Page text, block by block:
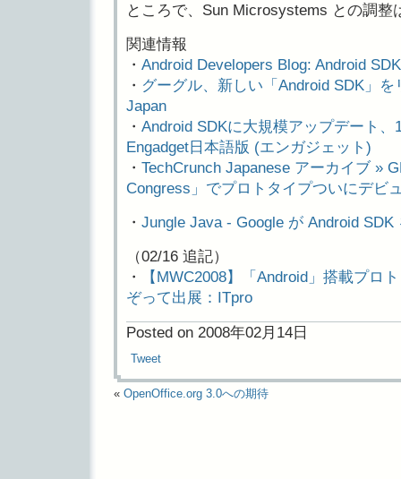
ところで、Sun Microsystems との調
関連情報
・ Android Developers Blog: Android
・ グーグル、新しい「Android SDK」
Japan
・ Android SDKに大規模アップデート
Engadget日本語版 (エンガジェット)
・ TechCrunch Japanese アーカイブ »
Congress」でプロトタイプついにデビ
・ Jungle Java - Google が Android SDK
（02/16 追記）
・
【MWC2008】「Android」搭載プロ
ぞって出展：ITpro
Posted on 2008年02月14日
Tweet
« OpenOffice.org 3.0への期待